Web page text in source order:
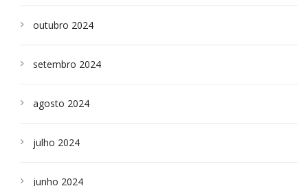
outubro 2024
setembro 2024
agosto 2024
julho 2024
junho 2024